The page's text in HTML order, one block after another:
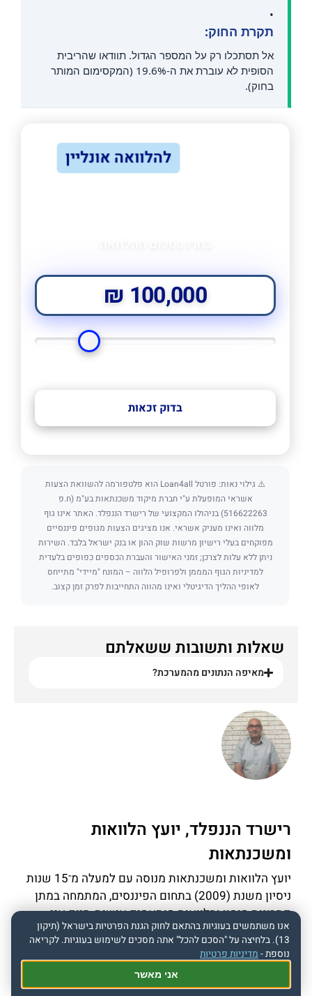
•
תקרת החוק:
אל תסתכלו רק על המספר הגדול. תוודאו שהריבית
הסופית לא עוברת את ה-19.6% (המקסימום המותר
בחוק).
להלוואה אונליין
100,000 ₪
בדוק זכאות
⚠️ גילוי נאות: פורטל Loan4all הוא פלטפורמה להשוואת הצעות
אשראי המופעלת ע"י חברת מיקוד משכנתאות בע"מ (ח.פ
516622263) בניהולו המקצועי של רישרד הננפלד. האתר אינו גוף
מלווה ואינו מעניק אשראי. אנו מציגים הצעות מגופים פיננסיים
מפוקחים בעלי רישיון מרשות שוק ההון או בנק ישראל בלבד. השירות
ניתן ללא עלות לצרכן; זמני האישור והעברת הכספים כפופים בלעדית
למדיניות הגוף המממן ולפרופיל הלווה – המונח "מיידי" מתייחס
לאופי ההליך הדיגיטלי ואינו מהווה התחייבות לפרק זמן קצוב.
שאלות ותשובות ששאלתם
מאיפה הנתונים מהמערכת?
רישרד הננפלד, יועץ הלוואות
ומשכנתאות
יועץ הלוואות ומשכנתאות מנוסה עם למעלה מ־15 שנות
ניסיון משנת (2009) בתחום הפיננסים, המתמחה במתן
פתרונות מימון והלוואות מותאמים אישית. כיום אני
משמש כמנכ"ל חברת "מיקוד משכנתאות בע"מ" , בה אני
מוביל תהליכי ייעוץ פיננסי מקצועיים, עם דגש על
הלוואות בתנאים אטרקטיביים ללקוחות פרטיים ועסקיים.
בעל תואר ראשון בהנדסה ותואר שני בכלכלה עם MBA,
אנו משתמשים בעוגיות בהתאם לחוק הגנת הפרטיות בישראל (תיקון
13). בלחיצה על "הסכם להכל" אתה מסכים לשימוש בעוגיות. לקריאה
נוספת -מדיניות פרטיות
אני מאשר